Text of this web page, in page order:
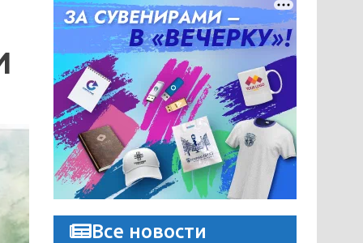
Все новости